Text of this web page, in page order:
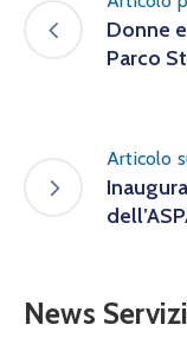
Donne
Parco
Articolo
News